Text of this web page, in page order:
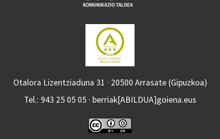
Otalora Lizentziaduna 31 · 20500 Arrasate (Gipuzkoa)
Tel.: 943 25 05 05 · berriak[ABILDUA]goiena.eus